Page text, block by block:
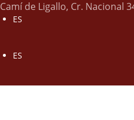
Camí de Ligallo, Cr. Nacional
ES
ES